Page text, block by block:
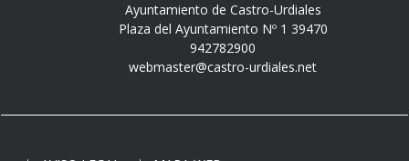
Ayuntamiento de Castro-Urdiales
Plaza del Ayuntamiento Nº 1 39470
942782900
webmaster@castro-urdiales.net